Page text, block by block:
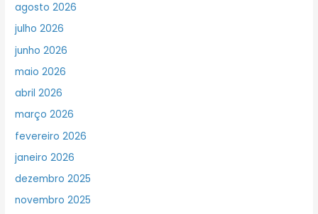
agosto 2026
julho 2026
junho 2026
maio 2026
abril 2026
março 2026
fevereiro 2026
janeiro 2026
dezembro 2025
novembro 2025